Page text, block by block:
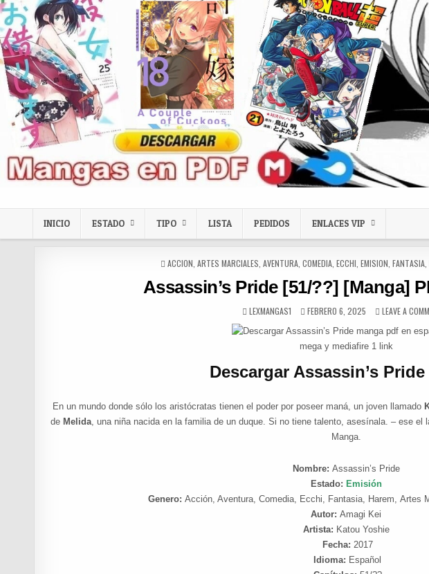
Skip to content
LexMangas
INICIO ESTADO TIPO LISTA PEDIDOS ENLACES VIP
POSTED IN
ACCION ARTES MARCIALES AVENTURA, COMEDIA, ECCHI EMISION FANTASIA,
Assassin’s Pride [51/??] [Manga]
AUTHOR:
LEXMANGAS1 PUBLISHED DATE:
FEBRERO 6, 2025 LEAVE A
Descargar Assassin’s
En un mundo donde sólo los aristócratas tienen el poder por poseer maná, un joven llamado
de Melida, una niña nacida en la familia de un duque. Si no tiene talento, asesínala. – ese
Manga.
Nombre: Assassin’s Pride
Estado: Emisión
Genero:Acción, Aventura, Comedia, Ecchi, Fantasia, Harem, Artes
Autor:Amagi Kei
Artista: Katou Yoshie
Fecha: 2017
Idioma: Español